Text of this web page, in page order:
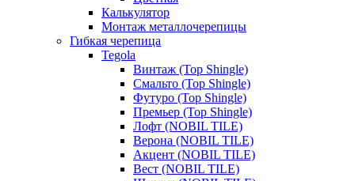
Калькулятор
Монтаж металлочерепицы
Гибкая черепица
Tegola
Винтаж (Top Shingle)
Смальто (Top Shingle)
Футуро (Top Shingle)
Премьер (Top Shingle)
Лофт (NOBIL TILE)
Верона (NOBIL TILE)
Акцент (NOBIL TILE)
Вест (NOBIL TILE)